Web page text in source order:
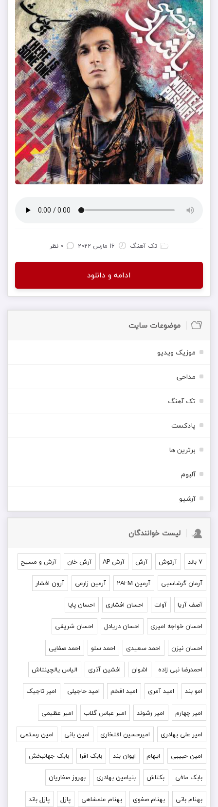
تک آهنگ 16 مارس 2022 0 نظر
ادامه و دانلود
موضوعات سایت
موزیک ویدیو
مداحی
تک آهنگ
پادکست
برترین ها
آلبوم
آرشیو
لیست خوانندگان
۷ باند آرتوش آرش آرش AP آرش خان آرش و مسیح
آرمان گرشاسبی آرمین 2AFM آرمین زارعی آرون افشار
آصف آریا آوات احسان افشاری احسان پایا
احسان خواجه امیری احسان دریادل احسان شریفی
احسان نیزن احمد سعیدی احمد سلو احمد صفایی
احمدرضا نبی زاده اشوان افشین آذری الیاس یالچینتاش
امو بند امید آمری امید افخم امید حاجیلی امیر تاجیک
امیر چهارم امیر رشوند امیر عباس گلاب امیر عظیمی
امیر علی بهادری امیرحسین افتخاری امین بانی امین رستمی
امین حبیبی ایهام ایوان بند بابک افرا بابک جهانبخش
بابک مافی بکتاش بنیامین بهادری بهروز صفاریان
بهنام بانی بهنام صفوی بهنام علمشاهی پازل پازل باند